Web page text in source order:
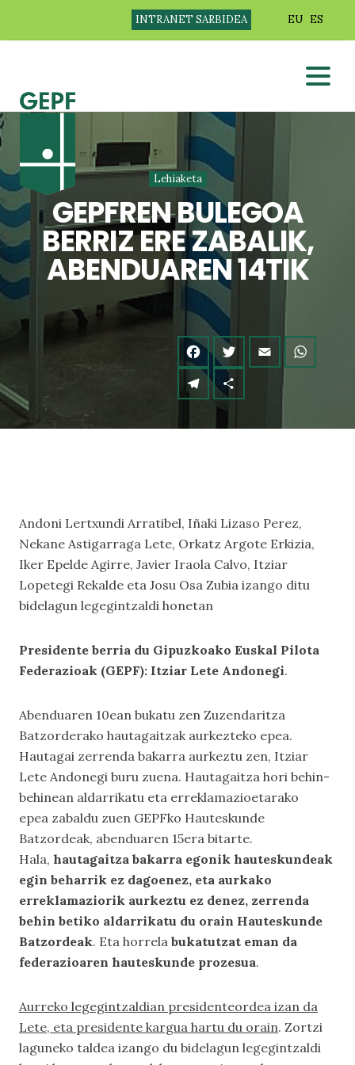
INTRANET SARBIDEA EU ES
Lehiaketa
GEPFREN BULEGOA
BERRIZ ERE ZABALIK,
ABENDUAREN 14TIK
Andoni Lertxundi Arratibel, Iñaki Lizaso Perez,
Nekane Astigarraga Lete, Orkatz Argote Erkizia,
Iker Epelde Agirre, Javier Iraola Calvo, Itziar
Lopetegi Rekalde eta Josu Osa Zubia izango ditu
bidelagun legegintzaldi honetan
Presidente berria du Gipuzkoako Euskal Pilota
Federazioak (GEPF): Itziar Lete Andonegi.
Abenduaren 10ean bukatu zen Zuzendaritza
Batzorderako hautagaitzak aurkezteko epea.
Hautagai zerrenda bakarra aurkeztu zen, Itziar
Lete Andonegi buru zuena. Hautagaitza hori behin-
behinean aldarrikatu eta erreklamazioetarako
epea zabaldu zuen GEPFko Hauteskunde
Batzordeak, abenduaren 15era bitarte.
Hala, hautagaitza bakarra egonik hauteskundeak
egin beharrik ez dagoenez, eta aurkako
erreklamaziorik aurkeztu ez denez, zerrenda
behin betiko aldarrikatu du orain Hauteskunde
Batzordeak. Eta horrela bukatutzat eman da
federazioaren hauteskunde prozesua.
Aurreko legegintzaldian presidenteordea izan da
Lete, eta presidente kargua hartu du orain. Zortzi
laguneko taldea izango du bidelagun legegintzaldi